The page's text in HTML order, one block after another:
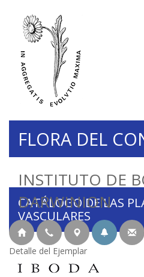
INSTITUTO DE
DARWINION
FLORA DEL
CATÁLOGO DE LAS
VASCULARES
Detalle del Ejemplar